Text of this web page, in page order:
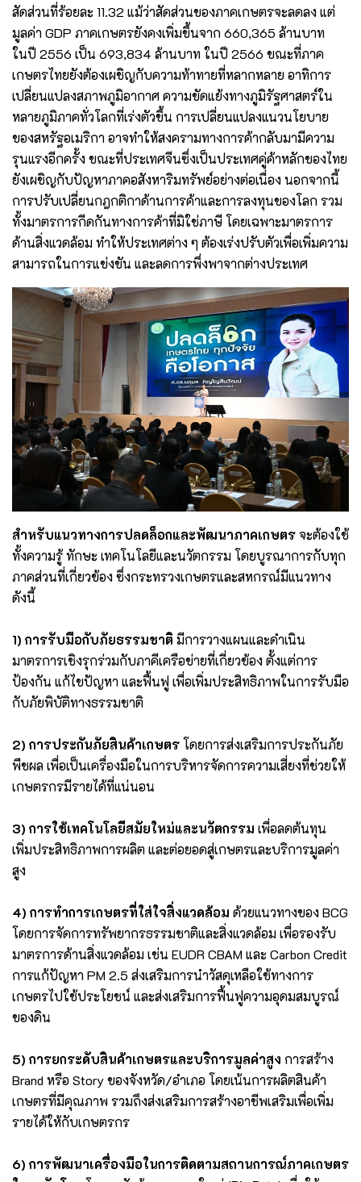
สัดส่วนที่ร้อยละ 11.32 แม้ว่าสัดส่วนของภาคเกษตรจะลดลง แต่
มูลค่า GDP ภาคเกษตรยังคงเพิ่มขึ้นจาก 660,365 ล้านบาท
ในปี 2556 เป็น 693,834 ล้านบาท ในปี 2566 ขณะที่ภาค
เกษตรไทยยังต้องเผชิญกับความท้าทายที่หลากหลาย อาทิการ
เปลี่ยนแปลงสภาพภูมิอากาศ ความขัดแย้งทางภูมิรัฐศาสตร์ใน
หลายภูมิภาคทั่วโลกที่เร่งตัวขึ้น การเปลี่ยนแปลงแนวนโยบาย
ของสหรัฐอเมริกา อาจทำให้สงครามทางการค้ากลับมามีความ
รุนแรงอีกครั้ง ขณะที่ประเทศจีนซึ่งเป็นประเทศคู่ค้าหลักของไทย
ยังเผชิญกับปัญหาภาคอสังหาริมทรัพย์อย่างต่อเนื่อง นอกจากนี้
การปรับเปลี่ยนกฎกติกาด้านการค้าและการลงทุนของโลก รวม
ทั้งมาตรการกีดกันทางการค้าที่มิใช่ภาษี โดยเฉพาะมาตรการ
ด้านสิ่งแวดล้อม ทำให้ประเทศต่าง ๆ ต้องเร่งปรับตัวเพื่อเพิ่มความ
สามารถในการแข่งขัน และลดการพึ่งพาจากต่างประเทศ
สำหรับแนวทางการปลดล็อกและพัฒนาภาคเกษตรจะต้องใช้
ทั้งความรู้ ทักษะ เทคโนโลยีและนวัตกรรม โดยบูรณาการกับทุก
ภาคส่วนที่เกี่ยวข้อง ซึ่งกระทรวงเกษตรและสหกรณ์มีแนวทาง
ดังนี้
1) การรับมือกับภัยธรรมชาติ มีการวางแผนและดำเนิน
มาตรการเชิงรุกร่วมกับภาคีเครือข่ายที่เกี่ยวข้อง ตั้งแต่การ
ป้องกัน แก้ไขปัญหา และฟื้นฟู เพื่อเพิ่มประสิทธิภาพในการรับมือ
กับภัยพิบัติทางธรรมชาติ
2) การประกันภัยสินค้าเกษตรโดยการส่งเสริมการประกันภัย
พืชผล เพื่อเป็นเครื่องมือในการบริหารจัดการความเสี่ยงที่ช่วยให้
เกษตรกรมีรายได้ที่แน่นอน
3) การใช้เทคโนโลยีสมัยใหม่และนวัตกรรม เพื่อลดต้นทุน
เพิ่มประสิทธิภาพการผลิต และต่อยอดสู่เกษตรและบริการมูลค่า
สูง
4) การทำการเกษตรที่ใส่ใจสิ่งแวดล้อม ด้วยแนวทางของ BCG
โดยการจัดการทรัพยากรธรรมชาติและสิ่งแวดล้อม เพื่อรองรับ
มาตรการด้านสิ่งแวดล้อม เช่น EUDR CBAM และ Carbon Credit
การแก้ปัญหา PM 2.5 ส่งเสริมการนำวัสดุเหลือใช้ทางการ
เกษตรไปใช้ประโยชน์ และส่งเสริมการฟื้นฟูความอุดมสมบูรณ์
ของดิน
5) การยกระดับสินค้าเกษตรและบริการมูลค่าสูง การสร้าง
Brand หรือ Story ของจังหวัด/อำเภอ โดยเน้นการผลิตสินค้า
เกษตรที่มีคุณภาพ รวมถึงส่งเสริมการสร้างอาชีพเสริมเพื่อเพิ่ม
รายได้ให้กับเกษตรกร
6) การพัฒนาเครื่องมือในการติดตามสถานการณ์ภาคเกษตร